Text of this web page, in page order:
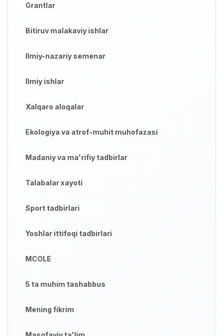
Grantlar
Bitiruv malakaviy ishlar
Ilmiy-nazariy semenar
Ilmiy ishlar
Xalqaro aloqalar
Ekologiya va atrof-muhit muhofazasi
Madaniy va ma'rifiy tadbirlar
Talabalar xayoti
Sport tadbirlari
Yoshlar ittifoqi tadbirlari
MCOLE
5 ta muhim tashabbus
Mening fikrim